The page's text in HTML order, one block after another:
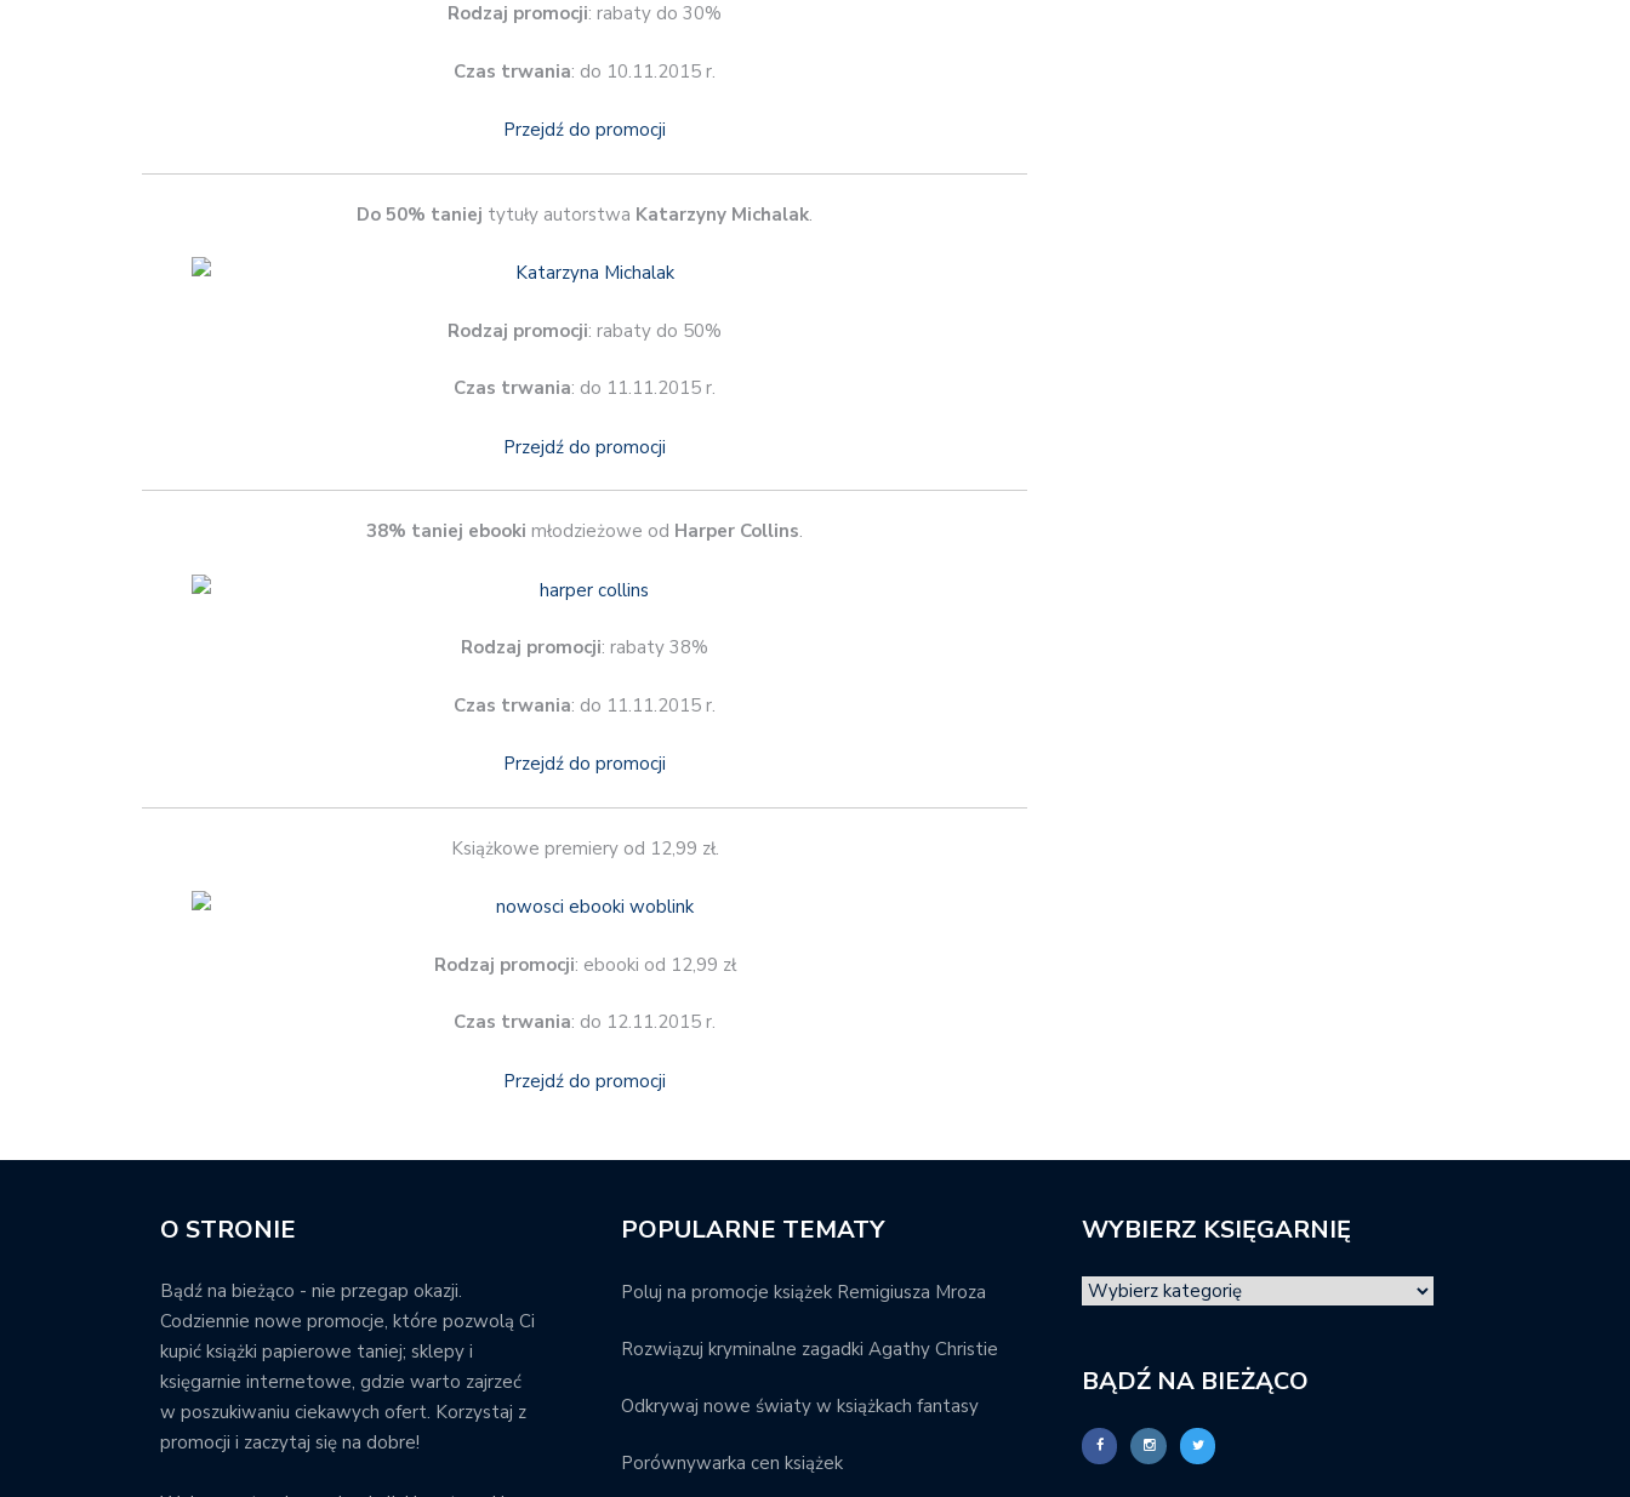
Rodzaj promocji: rabaty do 30%
Czas trwania: do 10.11.2015 r.
Przejdź do promocji
Do 50% taniej tytuły autorstwa Katarzyny Michalak.
Rodzaj promocji: rabaty do 50%
Czas trwania: do 11.11.2015 r.
Przejdź do promocji
38% taniej ebooki młodzieżowe od Harper Collins.
Rodzaj promocji: rabaty 38%
Czas trwania: do 11.11.2015 r.
Przejdź do promocji
Książkowe premiery od 12,99 zł.
Rodzaj promocji: ebooki od 12,99 zł
Czas trwania: do 12.11.2015 r.
Przejdź do promocji
O STRONIE
Bądź na bieżąco - nie przegap okazji.
Codziennie nowe promocje, które pozwolą Ci
kupić książki papierowe taniej; sklepy i
księgarnie internetowe, gdzie warto zajrzeć
w poszukiwaniu ciekawych ofert. Korzystaj z
promocji i zaczytaj się na dobre!
POPULARNE TEMATY
Poluj na promocje książek Remigiusza Mroza
Rozwiązuj kryminalne zagadki Agathy Christie
Odkrywaj nowe światy w książkach fantasy
Porównywarka cen książek
WYBIERZ KSIĘGARNIĘ
BĄDŹ NA BIEŻĄCO